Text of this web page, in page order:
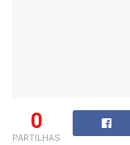
0
PARTILHAS